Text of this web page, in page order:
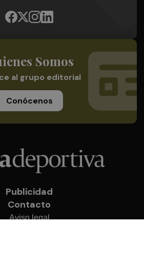
Somos
al grupo editorial
Conócenos
Publicidad
Contacto
Aviso legal